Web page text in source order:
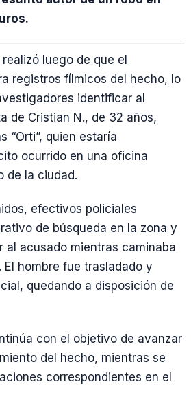
luego de que el
registros fílmicos del hecho, lo
identificar al
de Cristian N., de 32 años,
“Orti”, quien estaría
ocurrido en una oficina
de la ciudad.
efectivos policiales
de búsqueda en la zona y
al acusado mientras caminaba
hombre fue trasladado y
quedando a disposición de
con el objetivo de avanzar
del hecho, mientras se
correspondientes en el